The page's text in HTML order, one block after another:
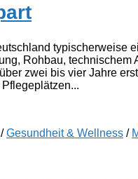
typischerweise
Rohbau,
zwei bis vier Jahre
/Gesundheit & Wellness /